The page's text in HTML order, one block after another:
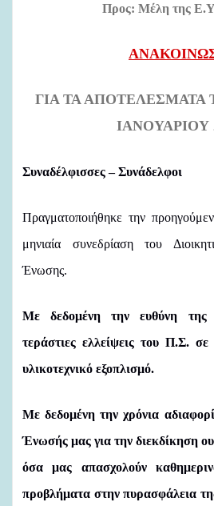
Προς: Μέλη της
ΓΙΑ ΤΑ ΑΠΟΤΕΛΕΣΜΑΤΑ
ΙΑΝΟΥΑΡΙΟΥ
Συναδέλφισσες – Συνάδελφοι
Πραγματοποιήθηκε την
μηνιαία συνεδρίαση του
Ένωσης.
Με δεδομένη την ευθύνη της
τεράστιες ελλείψεις του Π.Σ.
υλικοτεχνικό εξοπλισμό.
Με δεδομένη την χρόνια
Ένωσής μας για την διεκδίκηση
όσα μας απασχολούν
προβλήματα στην πυρασφάλεια